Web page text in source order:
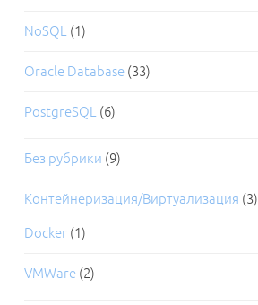
NoSQL (1)
Oracle Database (33)
PostgreSQL (6)
Без рубрики (9)
Контейнеризация/Виртуализация (3)
Docker (1)
VMWare (2)